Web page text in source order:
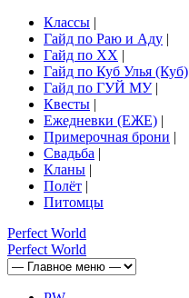
Классы |
Гайд по Раю и Аду |
Гайд по ХХ |
Гайд по Куб Улья (Куб)
Гайд по ГУЙ МУ|
Квесты |
Ежедневки (ЕЖЕ) |
Примерочная брони |
Свадьба |
Кланы |
Полёт |
Питомцы
Perfect World
Perfect World